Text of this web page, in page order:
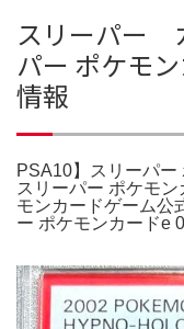
スリーパー
パー ポケモ
情報
PSA10】スリーパー
スリーパー ポケモ
モンカードゲーム公
ー ポケモンカードe